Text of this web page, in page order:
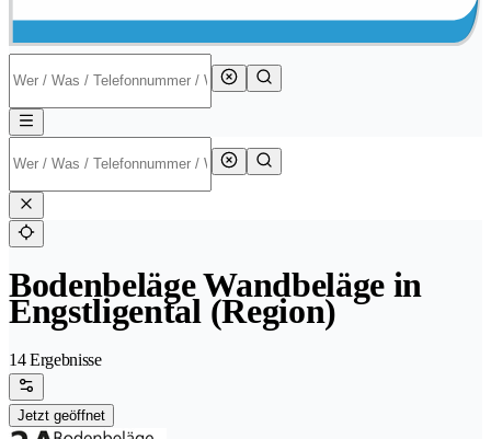
Bodenbeläge Wandbeläge in
Engstligental (Region)
14 Ergebnisse
Jetzt geöffnet